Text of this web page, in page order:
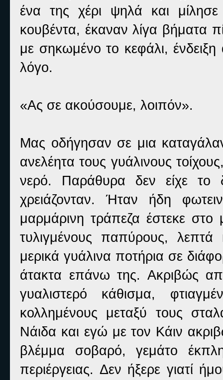
ένα της χέρι ψηλά και
κουβέντα, έκαναν λίγα βήματα
με σηκωμένο το κεφάλι,
λόγο.
«Ας σε ακούσουμε, λοιπόν».
Μας οδήγησαν σε μια
ανελέητα τους γυάλινους
νερό. Παράθυρα δεν είχε
χρειάζονταν. Ήταν ήδη
μαρμάρινη τράπεζα έστεκε
τυλιγμένους παπύρους, λεπτά
μερικά γυάλινα ποτήρια σε
άτακτα επάνω της. Ακριβώς
γυαλιστερό κάθισμα,
κολλημένους μεταξύ τους
Νάιδα και εγώ με τον Κάιν
βλέμμα σοβαρό, γεμάτο
περιέργειας. Δεν ήξερε γιατί